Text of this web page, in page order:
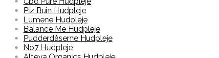
Piz Buin Hudpleje
Lumene Hudpleje
Balance Me Hudpleje
Pudderdåserne Hudpleje
No7 Hudpleje